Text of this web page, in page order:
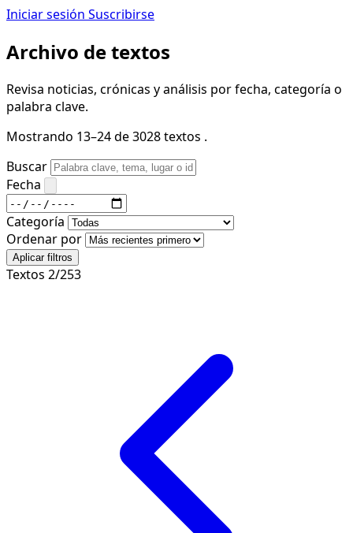
Iniciar sesión Suscribirse
Archivo de textos
Revisa noticias, crónicas y análisis por fecha, categoría o
palabra clave.
Mostrando 13–24 de 3028 textos .
Buscar
Fecha
Categoría
Ordenar por
Aplicar filtros
Textos 2/253